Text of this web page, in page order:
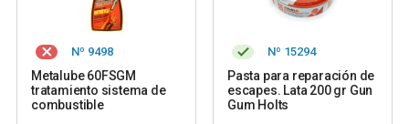
Nº 9498
Metalube 60FSGM
tratamiento sistema de
combustible
Nº 15294
Pasta para reparación de
escapes. Lata 200 gr Gun
Gum Holts